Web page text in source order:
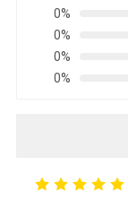
0%
0%
0%
0%